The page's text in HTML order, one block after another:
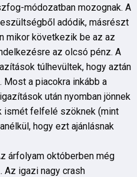
módozatban mozognak. A
adódik, másrészt
mikor következik be az az
az olcsó pénz. A
túlhevültek, hogy aztán
Most a piacokra inkább a
után nyomban jönnek
ismét felfelé szöknek (mint
hogy ezt ajánlásnak
árfolyam októberben még
Az igazi nagy crash